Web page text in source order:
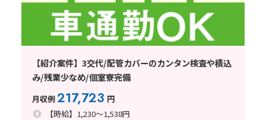
【紹介案件】3交代/配管カバーのカンタン検査や積込
み/残業少なめ/個室寮完備
月収例217,723 円
【時給】1,230～1,538円